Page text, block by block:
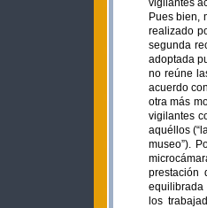
vigilantes
Pues bien,
realizado
segunda
adoptada
no reúne
acuerdo
otra más
vigilantes
aquéllos
museo”).
prestación
equilibrada
los